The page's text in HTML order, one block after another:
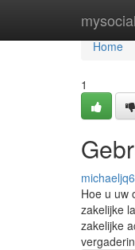
Home
Home
1
Hoe u uw
zakelijke
zakelijke